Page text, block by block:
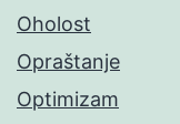
Oholost
Opraštanje
Optimizam